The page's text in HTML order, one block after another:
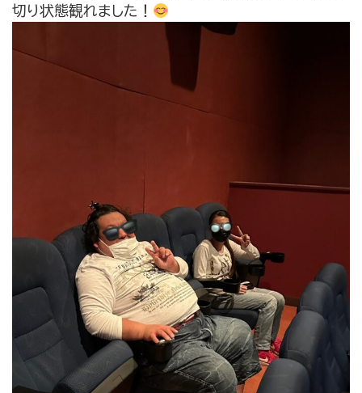
切り状態観れました！